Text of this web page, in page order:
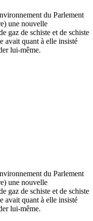
du Parlement
une nouvelle
gaz de schiste et de schiste
avait quant à elle insisté
lui-même.
du Parlement
une nouvelle
gaz de schiste et de schiste
avait quant à elle insisté
lui-même.